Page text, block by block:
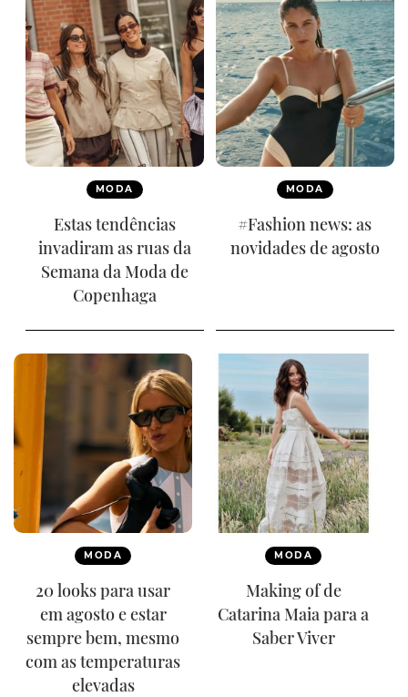
MODA
Estas tendências
invadiram as ruas da
Semana da Moda de
Copenhaga
MODA
#Fashion news: as
novidades de agosto
MODA
20 looks para usar
em agosto e estar
sempre bem, mesmo
com as temperaturas
elevadas
MODA
Making of de
Catarina Maia para a
Saber Viver